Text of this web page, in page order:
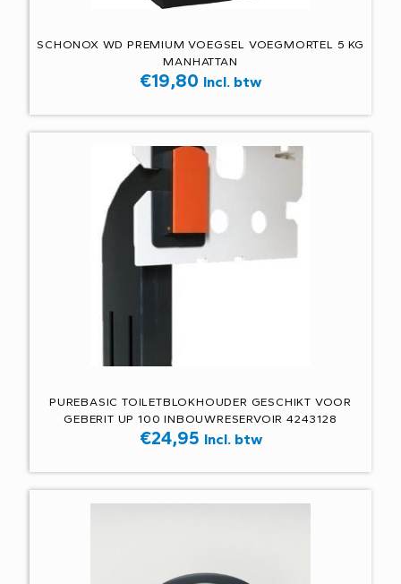
SCHONOX WD PREMIUM VOEGSEL VOEGMORTEL 5 KG
MANHATTAN
€19,80 Incl. btw
PUREBASIC TOILETBLOKHOUDER GESCHIKT VOOR
GEBERIT UP 100 INBOUWRESERVOIR 4243128
€24,95 Incl. btw